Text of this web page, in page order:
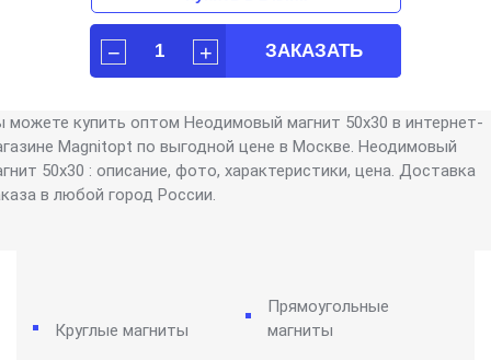
можете купить оптом Неодимовый магнит 50х30 в интернет-
Magnitopt по выгодной цене в Москве. Неодимовый
50х30 : описание, фото, характеристики, цена. Доставка
в любой город России.
Круглые магниты
Прямоугольные
магниты